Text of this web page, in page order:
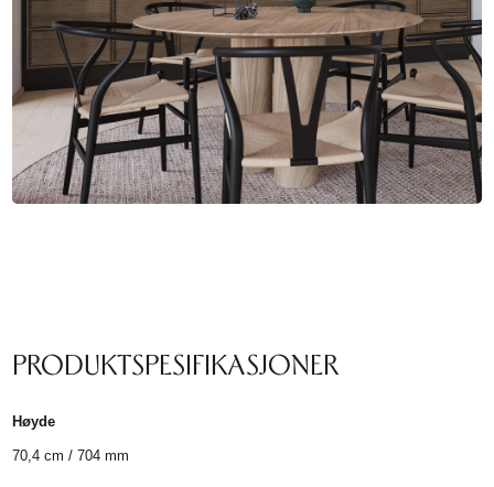
PRODUKTSPESIFIKASJONER
Høyde
70,4 cm / 704 mm